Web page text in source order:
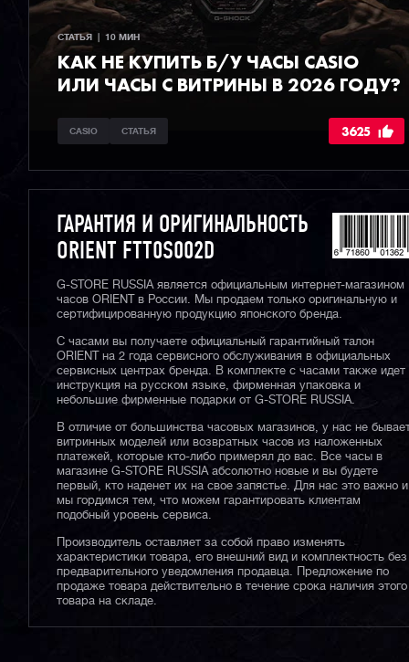
СТАТЬЯ  |  10 МИН
КАК НЕ КУПИТЬ Б/У ЧАСЫ CASIO
ИЛИ ЧАСЫ С ВИТРИНЫ В 2026 ГОДУ?
CASIO СТАТЬЯ 3625
ГАРАНТИЯ И ОРИГИНАЛЬНОСТЬ
ORIENT FTT0S002D
G-STORE RUSSIA является официальным интернет-магазином
часов ORIENT в России. Мы продаем только оригинальную и
сертифицированную продукцию японского бренда.
С часами вы получаете официальный гарантийный талон
ORIENT на 2 года сервисного обслуживания в официальных
сервисных центрах бренда. В комплекте с часами также идет
инструкция на русском языке, фирменная упаковка и
небольшие фирменные подарки от G-STORE RUSSIA.
В отличие от большинства часовых магазинов, у нас не
витринных моделей или возвратных часов из наложенных
платежей, которые кто-либо примерял до вас. Все часы в
магазине G-STORE RUSSIA абсолютно новые и вы будете
первый, кто наденет их на свое запястье. Для нас это важно и
мы гордимся тем, что можем гарантировать клиентам
подобный уровень сервиса.
Производитель оставляет за собой право изменять
характеристики товара, его внешний вид и комплектность без
предварительного уведомления продавца. Предложение по
продаже товара действительно в течение срока наличия этого
товара на складе.